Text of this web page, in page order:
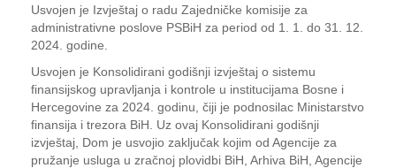
Usvojen je Izvještaj o radu Zajedničke komisije za
administrativne poslove PSBiH za period od 1. 1. do 31. 12.
2024. godine.
Usvojen je Konsolidirani godišnji izvještaj o sistemu
finansijskog upravljanja i kontrole u institucijama Bosne i
Hercegovine za 2024. godinu, čiji je podnosilac Ministarstvo
finansija i trezora BiH. Uz ovaj Konsolidirani godišnji
izvještaj, Dom je usvojio zaključak kojim od Agencije za
pružanje usluga u zračnoj plovidbi BiH, Arhiva BiH, Agencije